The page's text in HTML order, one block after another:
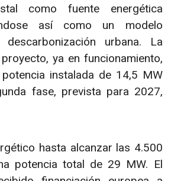
como fuente energética
así como un modelo
urbana. La
ya en funcionamiento,
instalada de 14,5 MW
fase, prevista para 2027,
hasta alcanzar las 4.500
potencia total de 29 MW. El